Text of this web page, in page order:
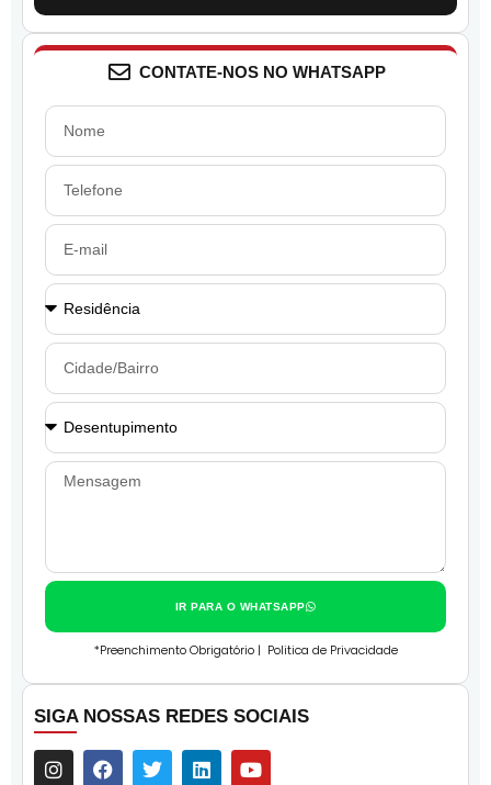
CONTATE-NOS NO WHATSAPP
IR PARA O WHATSAPP
*Preenchimento Obrigatório | Politica de Privacidade
SIGA NOSSAS REDES SOCIAIS